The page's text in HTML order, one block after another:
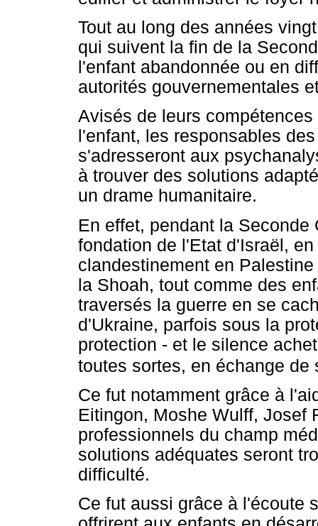
Tout au long des années
qui suivent la fin de la
l'enfant abandonnée ou en
autorités gouvernementales
Avisés de leurs
l'enfant, les responsables
s'adresseront aux
à trouver des solutions
un drame humanitaire.
En effet, pendant la
fondation de l'Etat d'Israël,
clandestinement en
la Shoah, tout comme des
traversés la guerre en se
d'Ukraine, parfois sous la
protection - et le silence
toutes sortes, en échange
Ce fut notamment grâce à
Eitingon, Moshe Wulff, Josef
professionnels du champ
solutions adéquates seront
difficulté.
Ce fut aussi grâce à l'écoute